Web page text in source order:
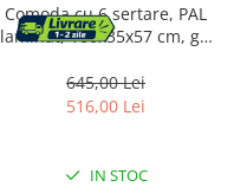
Comoda cu 6 sertare, PAL
laminat, 100x35x57 cm, gri
645,00 Lei
516,00 Lei
IN STOC